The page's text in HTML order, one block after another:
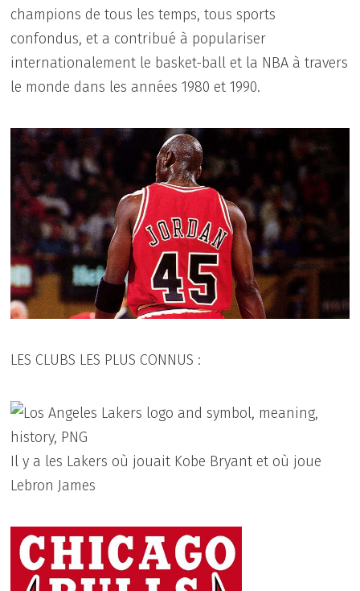
champions de tous les temps, tous sports
confondus, et a contribué à populariser
internationalement le basket-ball et la NBA à travers
le monde dans les années 1980 et 1990.
LES CLUBS LES PLUS CONNUS :
Il y a les Lakers où jouait Kobe Bryant et où joue
Lebron James